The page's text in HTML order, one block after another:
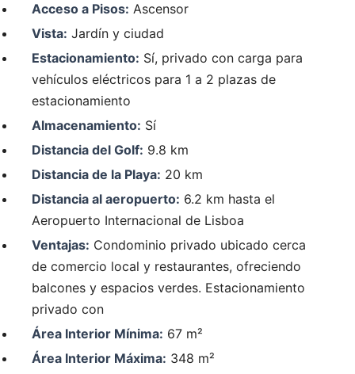
Acceso a Pisos: Ascensor
Vista: Jardín y ciudad
Estacionamiento: Sí, privado con carga para
vehículos eléctricos para 1 a 2 plazas de
estacionamiento
Almacenamiento: Sí
Distancia del Golf: 9.8 km
Distancia de la Playa: 20 km
Distancia al aeropuerto: 6.2 km hasta el
Aeropuerto Internacional de Lisboa
Ventajas: Condominio privado ubicado cerca
de comercio local y restaurantes, ofreciendo
balcones y espacios verdes. Estacionamiento
privado con
Área Interior Mínima: 67 m²
Área Interior Máxima: 348 m²